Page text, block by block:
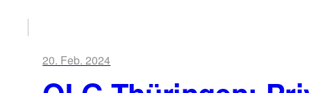
20. Feb. 2024